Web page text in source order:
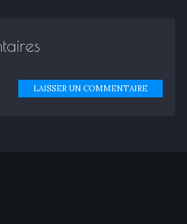
LAISSER UN COMMENTAIRE